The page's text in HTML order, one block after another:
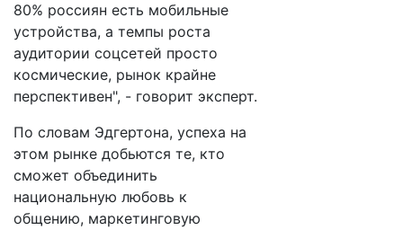
80% россиян есть мобильные
устройства, а темпы роста
аудитории соцсетей просто
космические, рынок крайне
перспективен", - говорит эксперт.
По словам Эдгертона, успеха на
этом рынке добьются те, кто
сможет объединить
национальную любовь к
общению, маркетинговую